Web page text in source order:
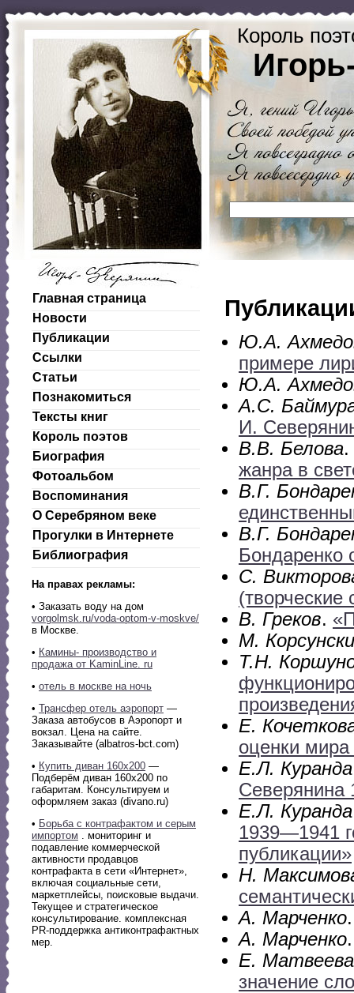
Король
Главная страница
Новости
Публикации
Ссылки
Статьи
Познакомиться
Тексты книг
Король поэтов
Биография
Фотоальбом
Воспоминания
О Серебряном веке
Прогулки в Интернете
Библиография
На правах рекламы:
• Заказать воду на дом
vorgolmsk.ru/voda-optom-v-moskve/
в Москве.
• Камины- производство и
продажа от KaminLine. ru
• отель в москве на ночь
• Трансфер отель аэропорт —
Заказа автобусов в Аэропорт и
вокзал. Цена на сайте.
Заказывайте (albatros-bct.com)
• Купить диван 160х200 —
Подберём диван 160х200 по
габаритам. Консультируем и
оформляем заказ (divano.ru)
• Борьба с контрафактом и серым
импортом . мониторинг и
подавление коммерческой
активности продавцов
контрафакта в сети «Интернет»,
включая социальные сети,
маркетплейсы, поисковые выдачи.
Текущее и стратегическое
консультирование. комплексная
PR-поддержка антиконтрафактных
мер.
Ю.А.
примере
Ю.А.
А.С.
И.
В.В. Белова.
жанра в
В.Г.
В.Г.
Бондаренко
С.
(творческие
В. Греков.
М.
Т.Н.
Е.
оценки
Е.Л. Куранда
Северянина
Е.Л. Куранда
1939—1941
публикации»
Н.
А. Марченко
А. Марченко
Е. Матвеева
значение